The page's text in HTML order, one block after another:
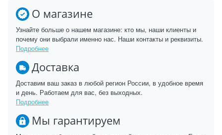
О магазине
Узнайте больше о нашем магазине: кто мы, наши клиенты и
почему они выбрали именно нас. Наши контакты и реквизиты.
Подробнее
Доставка
Доставим ваш заказ в любой регион России, в удобное время
и день. Работаем для вас, без выходных.
Подробнее
Мы гарантируем